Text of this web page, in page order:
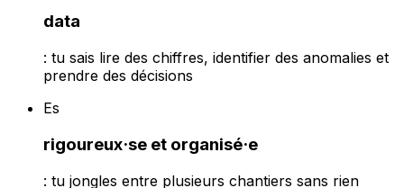
data
: tu sais lire des chiffres, identifier des anomalies et
prendre des décisions
Es
rigoureux·se et organisé·e
: tu jongles entre plusieurs chantiers sans rien